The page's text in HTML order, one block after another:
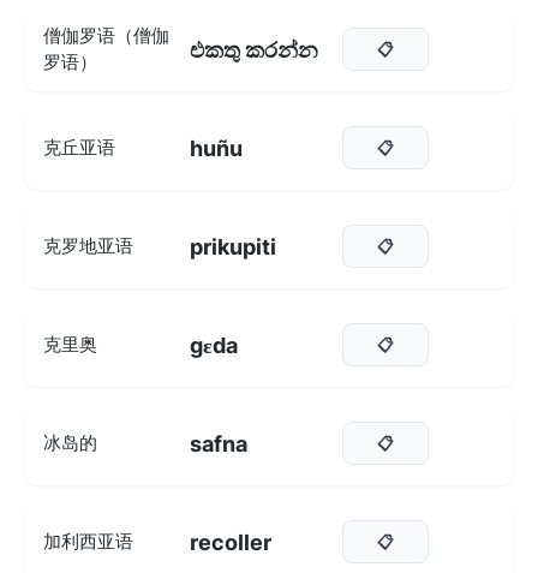
僧伽罗语（僧伽
罗语）
එකතු කරන්න 📋
克丘亚语 huñu 📋
克罗地亚语 prikupiti 📋
克里奥 gɛda 📋
冰岛的 safna 📋
加利西亚语 recoller 📋